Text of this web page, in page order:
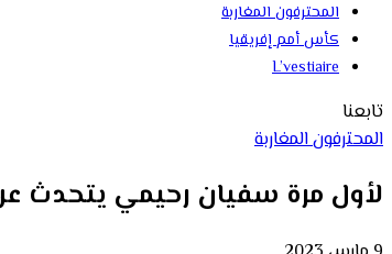
المحترفون المغاربة
كأس أمم إفريقيا
L’vestiaire
تابعنا
المحترفون المغاربة
لأول مرة سفيان رحيمي يتحدث عن